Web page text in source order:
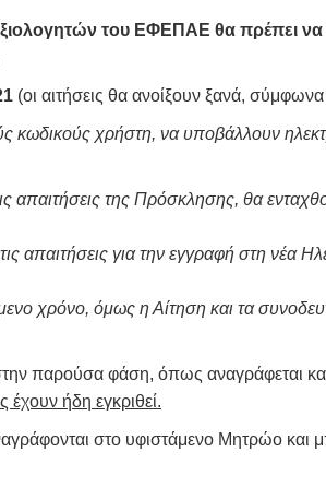
του ΕΦΕΠΑΕ θα πρέπει να
(οι αιτήσεις θα ανοίξουν ξανά,
κωδικούς χρήστη, να υποβάλλουν
απαιτήσεις της Πρόσκλησης, θα
απαιτήσεις για την εγγραφή στη νέα
χρόνο, όμως η Αίτηση και τα
παρούσα φάση, όπως αναγράφεται
έχουν ήδη εγκριθεί.
στο υφιστάμενο Μητρώο και